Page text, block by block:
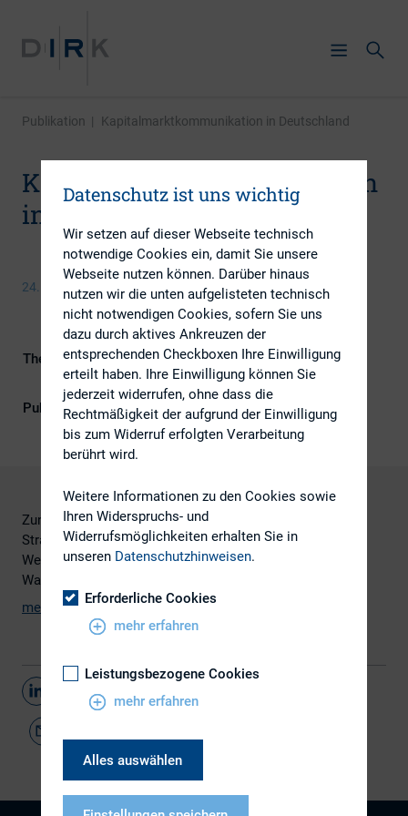
Publikation | Kapitalmarktkommunikation in Deutschland
Kapitalmarktkommunikation
in Deutschland
24. September 2013
Themengebiet
ESG (inkl. Nachhaltigkeit &
Governance)
Publikationsform
Externe Publikationen
Zunehmend rücken die nicht-finanziellen Aspekte wie
Strategie, Corporate Governance,
Wertsteigerungsmanagement und die
Wachstumsperspektiven in den Fokus.
mehr (pdf-Datei, 922 KB)
Teilen
Datenschutz ist uns wichtig
Wir setzen auf dieser Webseite technisch
notwendige Cookies ein, damit Sie unsere
Webseite nutzen können. Darüber hinaus
nutzen wir die unten aufgelisteten technisch
nicht notwendigen Cookies, sofern Sie uns
dazu durch aktives Ankreuzen der
entsprechenden Checkboxen Ihre Einwilligung
erteilt haben. Ihre Einwilligung können Sie
jederzeit widerrufen, ohne dass die
Rechtmäßigkeit der aufgrund der Einwilligung
bis zum Widerruf erfolgten Verarbeitung
berührt wird.
Weitere Informationen zu den Cookies sowie
Ihren Widerspruchs- und
Widerrufsmöglichkeiten erhalten Sie in
unseren Datenschutzhinweisen.
Erforderliche Cookies
mehr erfahren
Leistungsbezogene Cookies
mehr erfahren
Alles auswählen